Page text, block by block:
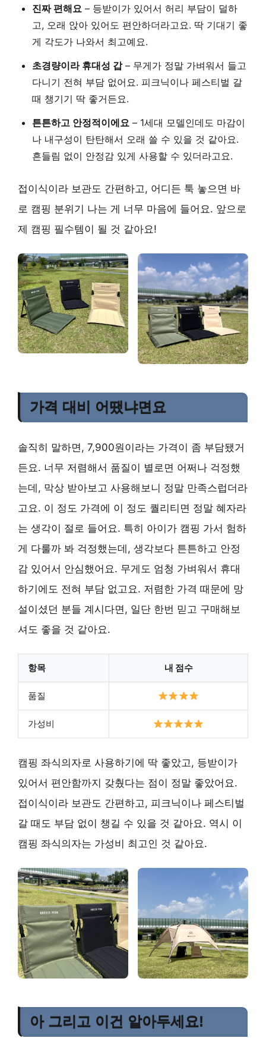
진짜 편해요 – 등받이가 있어서 허리 부담이 덜하
고, 오래 앉아 있어도 편안하더라고요. 딱 기대기 좋
게 각도가 나와서 최고예요.
초경량이라 휴대성 갑– 무게가 정말 가벼워서 들고
다니기 전혀 부담 없어요. 피크닉이나 페스티벌 갈
때 챙기기 딱 좋거든요.
튼튼하고 안정적이에요 – 1세대 모델인데도 마감이
나 내구성이 탄탄해서 오래 쓸 수 있을 것 같아요.
흔들림 없이 안정감 있게 사용할 수 있더라고요.
접이식이라 보관도 간편하고, 어디든 툭 놓으면 바
로 캠핑 분위기 나는 게 너무 마음에 들어요. 앞으로
제 캠핑 필수템이 될 것 같아요!
가격 대비 어땠냐면요
솔직히 말하면, 7,900원이라는 가격이 좀 부담됐거
든요. 너무 저렴해서 품질이 별로면 어쩌나 걱정했
는데, 막상 받아보고 사용해보니 정말 만족스럽더라
고요. 이 정도 가격에 이 정도 퀄리티면 정말 혜자라
는 생각이 절로 들어요. 특히 아이가 캠핑 가서 험하
게 다룰까 봐 걱정했는데, 생각보다 튼튼하고 안정
감 있어서 안심했어요. 무게도 엄청 가벼워서 휴대
하기에도 전혀 부담 없고요. 저렴한 가격 때문에 망
설이셨던 분들 계시다면, 일단 한번 믿고 구매해보
셔도 좋을 것 같아요.
항목 내 점수
품질
가성비
캠핑 좌식의자로 사용하기에 딱 좋았고, 등받이가
있어서 편안함까지 갖췄다는 점이 정말 좋았어요.
접이식이라 보관도 간편하고, 피크닉이나 페스티벌
갈 때도 부담 없이 챙길 수 있을 것 같아요. 역시 이
캠핑 좌식의자는 가성비 최고인 것 같아요.
아 그리고 이건 알아두세요!